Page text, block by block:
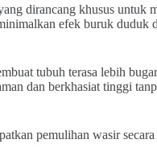
dirancang khusus untuk
efek buruk duduk
tubuh terasa lebih
dan berkhasiat tinggi
pemulihan wasir